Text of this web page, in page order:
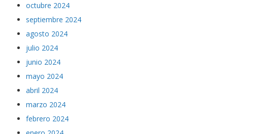
octubre 2024
septiembre 2024
agosto 2024
julio 2024
junio 2024
mayo 2024
abril 2024
marzo 2024
febrero 2024